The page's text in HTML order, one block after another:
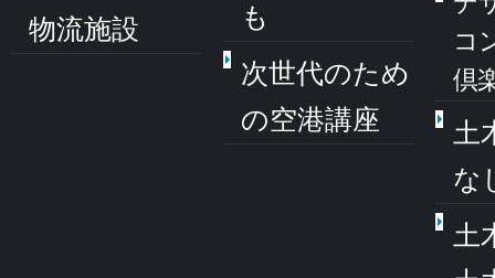
物流施設
も
次世代のため
の空港講座
コ
倶
土
な
土